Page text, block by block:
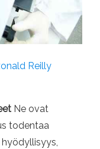
Reilly
Ne ovat
todentaa
hyödyllisyys,